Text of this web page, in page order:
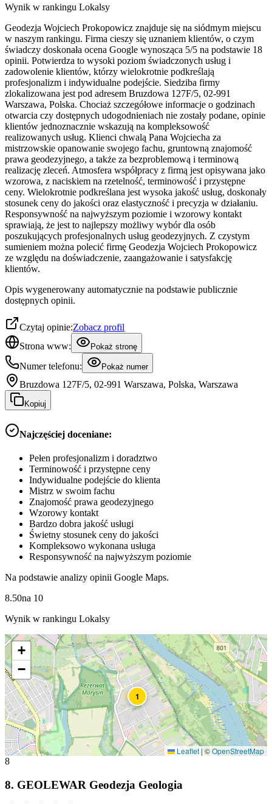
Wynik w rankingu Lokalsy
Geodezja Wojciech Prokopowicz znajduje się na siódmym miejscu
w naszym rankingu. Firma cieszy się uznaniem klientów, o czym
świadczy doskonała ocena Google wynosząca 5/5 na podstawie 18
opinii. Potwierdza to wysoki poziom świadczonych usług i
zadowolenie klientów, którzy wielokrotnie podkreślają
profesjonalizm i indywidualne podejście. Siedziba firmy
zlokalizowana jest pod adresem Bruzdowa 127F/5, 02-991
Warszawa, Polska. Chociaż szczegółowe informacje o godzinach
otwarcia czy dostępnych udogodnieniach nie zostały podane, opinie
klientów jednoznacznie wskazują na kompleksowość
realizowanych usług. Klienci chwalą Pana Wojciecha za
mistrzowskie opanowanie swojego fachu, gruntowną znajomość
prawa geodezyjnego, a także za bezproblemową i terminową
realizację zleceń. Atmosfera współpracy z firmą jest opisywana jako
wzorowa, z naciskiem na rzetelność, terminowość i przystępne
ceny. Wielokrotnie podkreślana jest wysoka jakość usług, doskonały
stosunek ceny do jakości oraz elastyczność i precyzja w działaniu.
Responsywność na najwyższym poziomie i wzorowy kontakt
sprawiają, że jest to najlepszy możliwy wybór dla osób
poszukujących profesjonalnych usług geodezyjnych. Z czystym
sumieniem można polecić firmę Geodezja Wojciech Prokopowicz
ze względu na doświadczenie, zaangażowanie i satysfakcję
klientów.
Opis wygenerowany automatycznie na podstawie publicznie
dostępnych opinii.
Czytaj opinie:Zobacz profil
Strona www:
Pokaż stronę
Numer telefonu: Pokaż numer
Bruzdowa 127F/5, 02-991 Warszawa, Polska, Warszawa
Kopiuj
Najczęściej doceniane:
Pełen profesjonalizm i doradztwo
Terminowość i przystępne ceny
Indywidualne podejście do klienta
Mistrz w swoim fachu
Znajomość prawa geodezyjnego
Wzorowy kontakt
Bardzo dobra jakość usługi
Świetny stosunek ceny do jakości
Kompleksowo wykonana usługa
Responsywność na najwyższym poziomie
Na podstawie analizy opinii Google Maps.
8.50na 10
Wynik w rankingu Lokalsy
1
+
−
Leaflet |©OpenStreetMap
8
8. GEOLEWAR Geodezja Geologia